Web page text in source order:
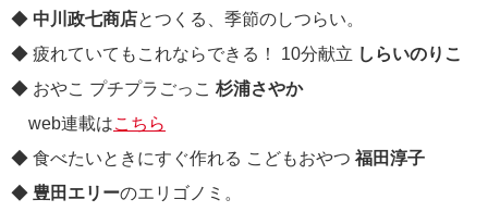
◆ 中川政七商店とつくる、季節のしつらい。
◆ 疲れていてもこれならできる！ 10分献立 しらいのりこ
◆ おやこ プチプラごっこ 杉浦さやか
web連載はこちら
◆ 食べたいときにすぐ作れる こどもおやつ 福田淳子
◆ 豊田エリーのエリゴノミ。